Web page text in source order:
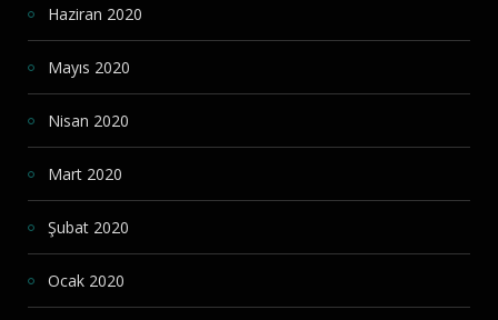
Haziran 2020
Mayıs 2020
Nisan 2020
Mart 2020
Şubat 2020
Ocak 2020